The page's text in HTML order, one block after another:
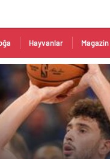
Hayvanlar Magazin